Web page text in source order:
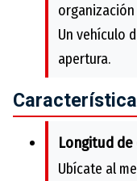
Un vehículo
apertura.
Longitud
Ubícate al